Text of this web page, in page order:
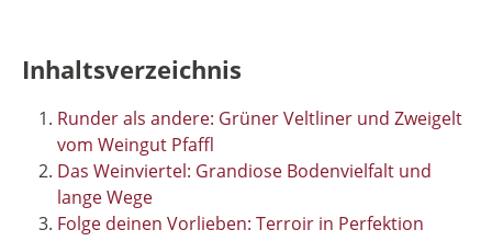
Inhaltsverzeichnis
Runder als andere: Grüner Veltliner und Zweigelt
vom Weingut Pfaffl
Das Weinviertel: Grandiose Bodenvielfalt und
lange Wege
Folge deinen Vorlieben: Terroir in Perfektion